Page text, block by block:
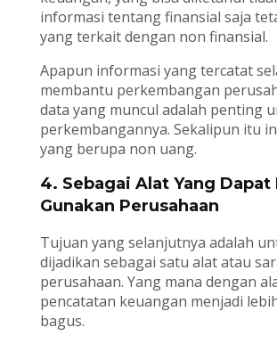
informasi tentang finansial saja
yang terkait dengan non finansial.
Apapun informasi yang tercatat
membantu perkembangan
data yang muncul adalah penting
perkembangannya. Sekalipun itu
yang berupa non uang.
4. Sebagai Alat Yang Dapat
Gunakan Perusahaan
Tujuan yang selanjutnya adalah
dijadikan sebagai satu alat atau
perusahaan. Yang mana dengan
pencatatan keuangan menjadi
bagus.